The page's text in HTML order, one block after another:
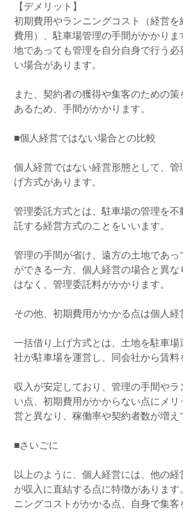
【デメリット】
初期費用やランニングコスト（経営
費用）、駐車場管理の手間がかかり
地であっても管理を自分自身で行う必
い場合があります。
また、契約者の獲得や集客のための
あるため、手間がかかります。
■個人経営ではない場合との比較
個人経営ではない経営形態として、
げ方式があります。
管理委託方式とは、駐車場の管理を
託する経営方式のことをいいます。
管理の手間が省け、遠方の土地であっ
ができる一方、個人経営の場合と異
はなく、管理委託料がかかります。
その他、初期費用がかかる点は個人経
一括借り上げ方式とは、土地を駐車
社が駐車場を運営し、同会社から賃料
収入が安定しており、管理の手間や
い点、初期費用がかからない点にメ
営と異なり、稼働率や契約者数が増え
■さいごに
以上のように、個人経営には、他の
が収入に直結する点に特徴がありま
ニングコストがかかる点、自身で集